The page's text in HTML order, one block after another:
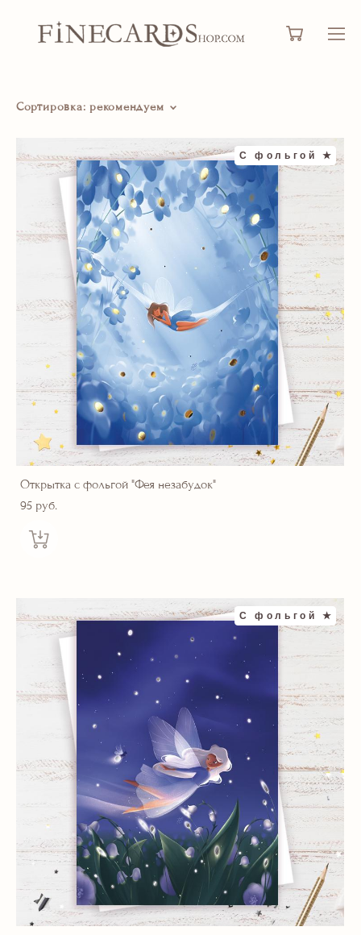
Сортировка: рекомендуем
С фольгой ★
Открытка с фольгой "Фея незабудок"
95 pуб.
С фольгой ★